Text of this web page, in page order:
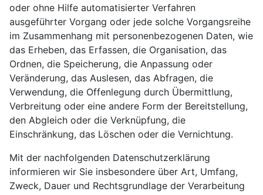
oder ohne Hilfe automatisierter Verfahren
ausgeführter Vorgang oder jede solche Vorgangsreihe
im Zusammenhang mit personenbezogenen Daten, wie
das Erheben, das Erfassen, die Organisation, das
Ordnen, die Speicherung, die Anpassung oder
Veränderung, das Auslesen, das Abfragen, die
Verwendung, die Offenlegung durch Übermittlung,
Verbreitung oder eine andere Form der Bereitstellung,
den Abgleich oder die Verknüpfung, die
Einschränkung, das Löschen oder die Vernichtung.
Mit der nachfolgenden Datenschutzerklärung
informieren wir Sie insbesondere über Art, Umfang,
Zweck, Dauer und Rechtsgrundlage der Verarbeitung